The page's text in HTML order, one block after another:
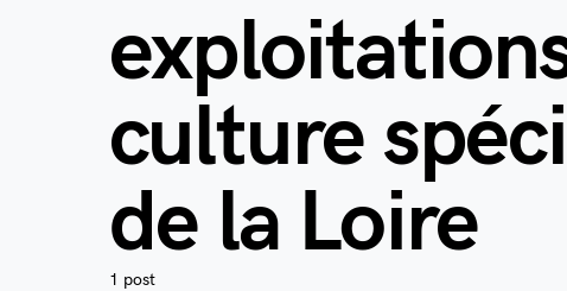
culture
de la Loire
1 post